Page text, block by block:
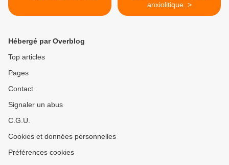
anxiolitique. >
Hébergé par Overblog
Top articles
Pages
Contact
Signaler un abus
C.G.U.
Cookies et données personnelles
Préférences cookies